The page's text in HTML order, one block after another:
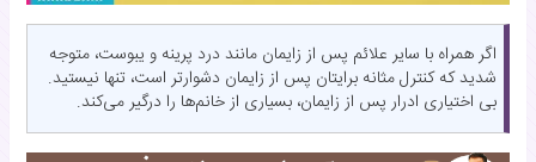
اگر همراه با سایر علائم پس از زایمان مانند درد پرینه و یبوست، متوجه
شدید که کنترل مثانه برایتان پس از زایمان دشوارتر است، تنها نیستید.
بی اختیاری ادرار پس از زایمان، بسیاری از خانم‌ها را درگیر می‌کند.